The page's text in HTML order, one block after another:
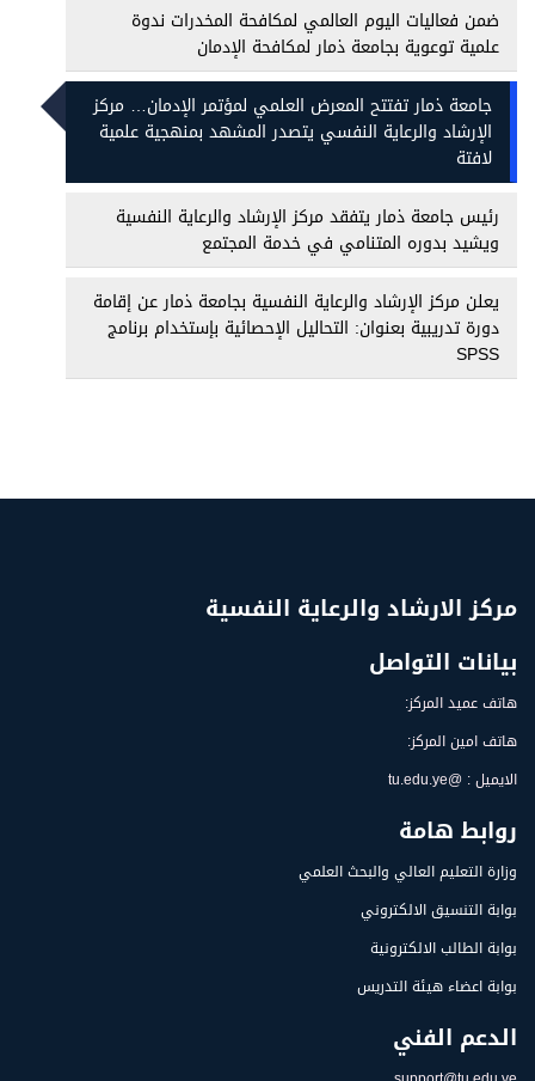
ضمن فعاليات اليوم العالمي لمكافحة المخدرات ندوة
علمية توعوية بجامعة ذمار لمكافحة الإدمان
جامعة ذمار تفتتح المعرض العلمي لمؤتمر الإدمان… مركز
الإرشاد والرعاية النفسي يتصدر المشهد بمنهجية علمية
لافتة
رئيس جامعة ذمار يتفقد مركز الإرشاد والرعاية النفسية
ويشيد بدوره المتنامي في خدمة المجتمع
يعلن مركز الإرشاد والرعاية النفسية بجامعة ذمار عن إقامة
دورة تدريبية بعنوان: التحاليل الإحصائية بإستخدام برنامج
SPSS
مركز الارشاد والرعاية النفسية
بيانات التواصل
هاتف عميد المركز:
هاتف امين المركز:
الايميل : @tu.edu.ye
روابط هامة
وزارة التعليم العالي والبحث العلمي
بوابة التنسيق الالكتروني
بوابة الطالب الالكترونية
بوابة اعضاء هيئة التدريس
الدعم الفني